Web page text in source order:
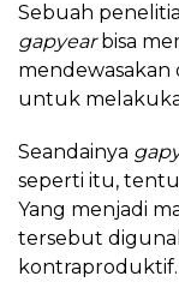
Sebuah
gapyearbisa
mendewasakan
untuk
Seandainya
seperti itu, tentu
Yang menjadi
tersebut
kontraproduktif.